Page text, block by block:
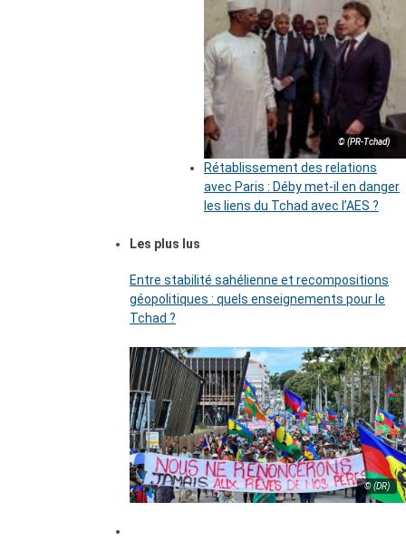
© (PR-Tchad)
Rétablissement des relations
avec Paris : Déby met-il en danger
les liens du Tchad avec l’AES ?
Les plus lus
Entre stabilité sahélienne et recompositions
géopolitiques : quels enseignements pour le
Tchad ?
© (DR)